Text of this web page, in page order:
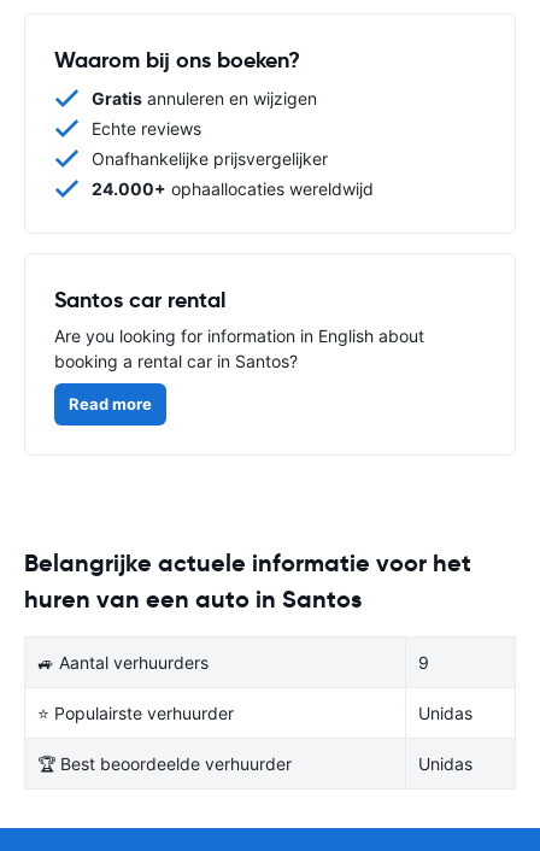
Waarom bij ons boeken?
Gratis annuleren en wijzigen
Echte reviews
Onafhankelijke prijsvergelijker
24.000+ ophaallocaties wereldwijd
Santos car rental
Are you looking for information in English about
booking a rental car in Santos?
Read more
Belangrijke actuele informatie voor het
huren van een auto in Santos
🚙 Aantal verhuurders 9
⭐ Populairste verhuurder Unidas
🏆 Best beoordeelde verhuurder Unidas